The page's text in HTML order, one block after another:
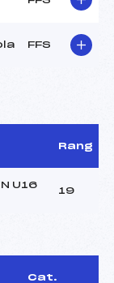
FFS
Rang
U16
19
Cat.